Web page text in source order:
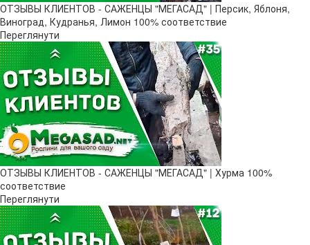
ОТЗЫВЫ КЛИЕНТОВ - САЖЕНЦЫ "МЕГАСАД" | Персик, Яблоня,
Виноград, Кудранья, Лимон 100% соответствие
Переглянути
ОТЗЫВЫ КЛИЕНТОВ - САЖЕНЦЫ "МЕГАСАД" | Хурма 100%
соответствие
Переглянути